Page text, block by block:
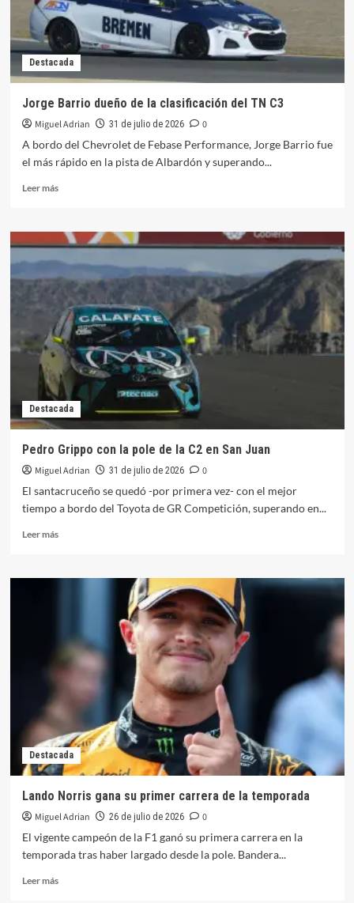
el
Rally
Jaaukanigás
Destacada
Jorge Barrio dueño de la clasificación del TN C3
Miguel Adrian 31 de julio de 2026
0
A bordo del Chevrolet de Febase Performance, Jorge Barrio fue
el más rápido en la pista de Albardón y superando...
Leer másLeer
Jorge
Barrio
dueño
de
clasificación
del
TN
C3
Destacada
Pedro Grippo con la pole de la C2 en San Juan
Miguel Adrian 31 de julio de 2026
0
El santacruceño se quedó -por primera vez- con el mejor
tiempo a bordo del Toyota de GR Competición, superando en...
Leer másLeer
Pedro
pole
la
en
Destacada
Lando Norris gana su primer carrera de la temporada
Miguel Adrian 26 de julio de 2026
0
El vigente campeón de la F1 ganó su primera carrera en la
temporada tras haber largado desde la pole. Bandera...
Leer másLeer